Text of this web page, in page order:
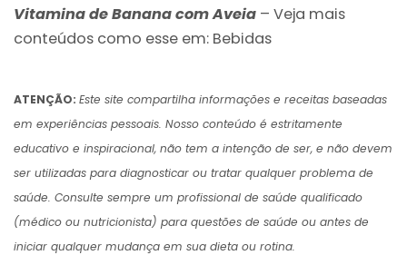
Vitamina de Banana com Aveia – Veja mais
conteúdos como esse em: Bebidas
ATENÇÃO: Este site compartilha informações e receitas baseadas
em experiências pessoais. Nosso conteúdo é estritamente
educativo e inspiracional, não tem a intenção de ser, e não devem
ser utilizadas para diagnosticar ou tratar qualquer problema de
saúde. Consulte sempre um profissional de saúde qualificado
(médico ou nutricionista) para questões de saúde ou antes de
iniciar qualquer mudança em sua dieta ou rotina.